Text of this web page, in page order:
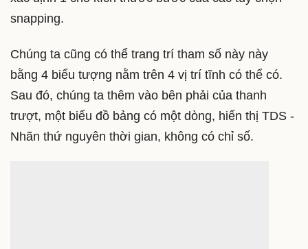
snapping.
Chúng ta cũng có thể trang trí tham số này này
bằng 4 biểu tượng nằm trên 4 vị trí tĩnh có thể có.
Sau đó, chúng ta thêm vào bên phải của thanh
trượt, một biểu đồ bảng có một dòng, hiển thị TDS -
Nhãn thứ nguyên thời gian, không có chỉ số.